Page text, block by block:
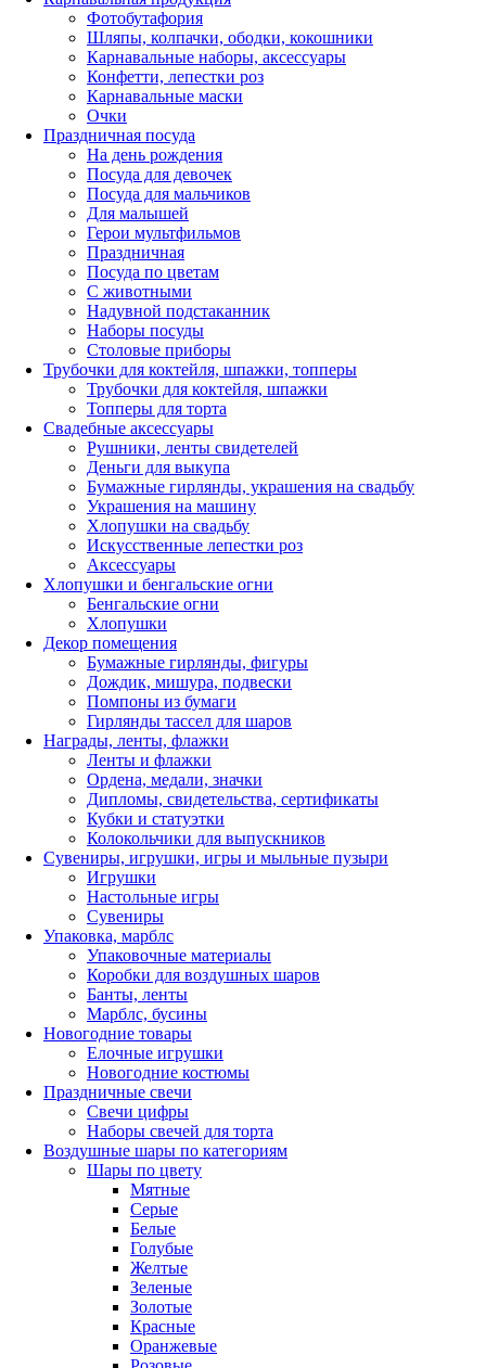
Фотобутафория
Шляпы, колпачки, ободки, кокошники
Карнавальные наборы, аксессуары
Конфетти, лепестки роз
Карнавальные маски
Очки
Праздничная посуда
На день рождения
Посуда для девочек
Посуда для мальчиков
Для малышей
Герои мультфильмов
Праздничная
Посуда по цветам
С животными
Надувной подстаканник
Наборы посуды
Столовые приборы
Трубочки для коктейля, шпажки, топперы
Трубочки для коктейля, шпажки
Топперы для торта
Свадебные аксессуары
Рушники, ленты свидетелей
Деньги для выкупа
Бумажные гирлянды, украшения на свадьбу
Украшения на машину
Хлопушки на свадьбу
Искусственные лепестки роз
Аксессуары
Хлопушки и бенгальские огни
Бенгальские огни
Хлопушки
Декор помещения
Бумажные гирлянды, фигуры
Дождик, мишура, подвески
Помпоны из бумаги
Гирлянды тассел для шаров
Награды, ленты, флажки
Ленты и флажки
Ордена, медали, значки
Дипломы, свидетельства, сертификаты
Кубки и статуэтки
Колокольчики для выпускников
Сувениры, игрушки, игры и мыльные пузыри
Игрушки
Настольные игры
Сувениры
Упаковка, марблс
Упаковочные материалы
Коробки для воздушных шаров
Банты, ленты
Марблс, бусины
Новогодние товары
Елочные игрушки
Новогодние костюмы
Праздничные свечи
Свечи цифры
Наборы свечей для торта
Воздушные шары по категориям
Шары по цвету
Мятные
Серые
Белые
Голубые
Желтые
Зеленые
Золотые
Красные
Оранжевые